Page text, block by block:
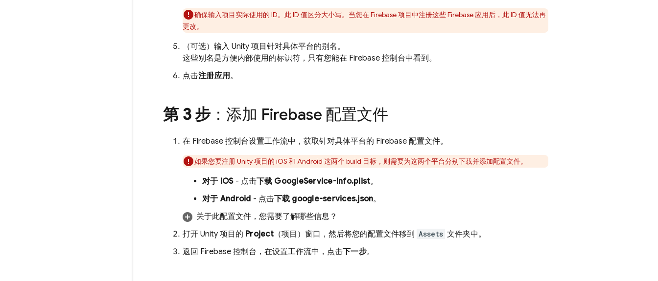
确保输入项目实际使用的 ID。此 ID 值区分大小写。当您在 Firebase 项目中注册这些 Firebase 应用后，此 ID 值无法再
更改。
（可选）输入 Unity 项目针对具体平台的别名。
这些别名是方便内部使用的标识符，只有您能在 Firebase 控制台中看到。
点击注册应用。
第 3 步 ：添加 Firebase 配置文件
在 Firebase 控制台设置工作流中，获取针对具体平台的 Firebase 配置文件。
如果您要注册 Unity 项目的 iOS 和 Android 这两个 build 目标，则需要为这两个平台分别下载并添加配置文件。
对于 iOS- 点击下载 GoogleService-Info.plist。
对于 Android - 点击下载 google-services.json。
关于此配置文件，您需要了解哪些信息？
打开 Unity 项目的 Project（项目）窗口，然后将您的配置文件移到 Assets 文件夹中。
返回 Firebase 控制台，在设置工作流中，点击下一步。